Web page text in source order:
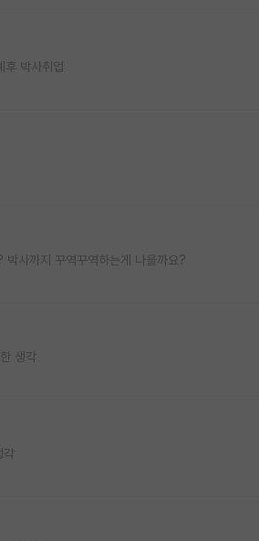
후 박사취업
박사까지 꾸역꾸역하는게 나을까요?
생각
각